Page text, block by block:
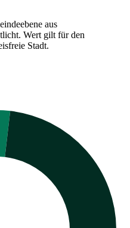
aus
Wert gilt für den
Stadt.